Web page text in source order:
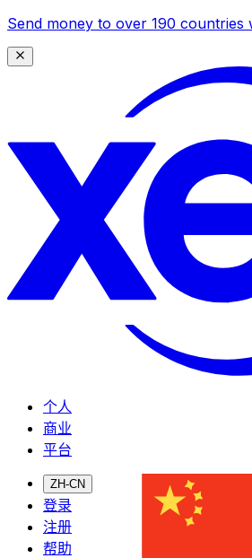
Send money to over 190 countries
个人
商业
平台
ZH-CN
登录
注册
帮助